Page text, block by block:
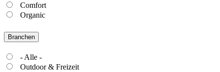
Comfort
Organic
Branchen
- Alle -
Outdoor & Freizeit